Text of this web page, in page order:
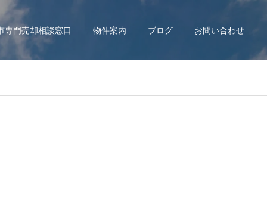
専門売却相談窓口 物件案内 ブログ お問い合わせ